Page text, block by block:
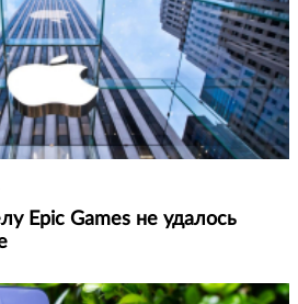
Epic Games не удалось